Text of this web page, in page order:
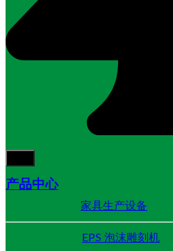
产品中心
家具生产设备
EPS 泡沫雕刻机